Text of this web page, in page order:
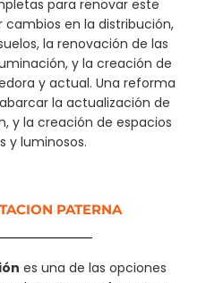
para renovar este
cambios en la distribución,
la renovación de las
y la creación de
y actual. Una reforma
la actualización de
y la creación de espacios
y luminosos.
PATERNA
es una de las opciones